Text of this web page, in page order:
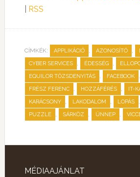
RSS
CÍMKÉK: APPLIKÁCIÓ , AZONOSÍTÓ ,
CYBER SERVICES , ÉDESSÉG ,
EQUILOR TŐZSDENYITÁS , FACEBOOK ,
FRÉSZ FERENC , HOZZÁFÉRÉS , IT-
KARÁCSONY , LAKODALOM , LOPÁS ,
PUZZLE , SÁRKÖZ , ÜNNEP ,
MÉDIAAJÁNLAT